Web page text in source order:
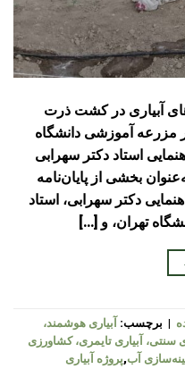
آبیاری در کشت ذرت
مزرعه آموزشی دانشگاه
استاد دکتر سهرابی
بخشی از پایان‌نامه
دکتر سهرابی، استاد
تهران، و […]
| برچسب: آبیاری هوشمند،
آبیاری تایمری، کشاورزی
آب,پروژه آبیاری